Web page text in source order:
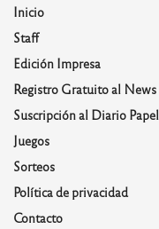
Inicio
Staff
Edición Impresa
Registro Gratuito al News
Suscripción al Diario Papel
Juegos
Sorteos
Política de privacidad
Contacto